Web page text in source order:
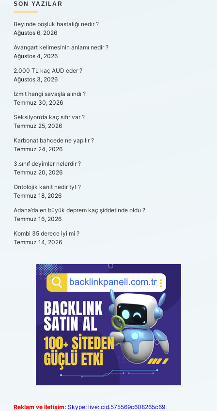
SIDEBAR
SON YAZILAR
Beyinde boşluk hastalığı nedir ?
Ağustos 6, 2026
Avangart kelimesinin anlamı nedir ?
Ağustos 4, 2026
2.000 TL kaç AUD eder ?
Ağustos 3, 2026
İzmit hangi savaşla alındı ?
Temmuz 30, 2026
Seksilyon’da kaç sıfır var ?
Temmuz 25, 2026
Karbonat bahcede ne yapılır ?
Temmuz 24, 2026
3.sınıf deyimler nelerdir ?
Temmuz 20, 2026
Ontolojik kanıt nedir tyt ?
Temmuz 18, 2026
Adana’da en büyük deprem kaç şiddetinde oldu ?
Temmuz 16, 2026
Kombi 35 derece iyi mi ?
Temmuz 14, 2026
Reklam ve İletişim: Skype: live:.cid.575569c608265c69